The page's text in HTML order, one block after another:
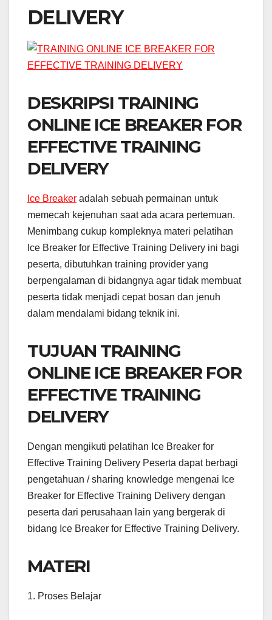
DELIVERY
DESKRIPSI TRAINING
ONLINE ICE BREAKER FOR
EFFECTIVE TRAINING
DELIVERY
Ice Breaker adalah sebuah permainan untuk
memecah kejenuhan saat ada acara pertemuan.
Menimbang cukup kompleknya materi pelatihan
Ice Breaker for Effective Training Delivery ini bagi
peserta, dibutuhkan training provider yang
berpengalaman di bidangnya agar tidak membuat
peserta tidak menjadi cepat bosan dan jenuh
dalam mendalami bidang teknik ini.
TUJUAN TRAINING
ONLINE ICE BREAKER FOR
EFFECTIVE TRAINING
DELIVERY
Dengan mengikuti pelatihan Ice Breaker for
Effective Training Delivery Peserta dapat berbagi
pengetahuan / sharing knowledge mengenai Ice
Breaker for Effective Training Delivery dengan
peserta dari perusahaan lain yang bergerak di
bidang Ice Breaker for Effective Training Delivery.
MATERI
1. Proses Belajar